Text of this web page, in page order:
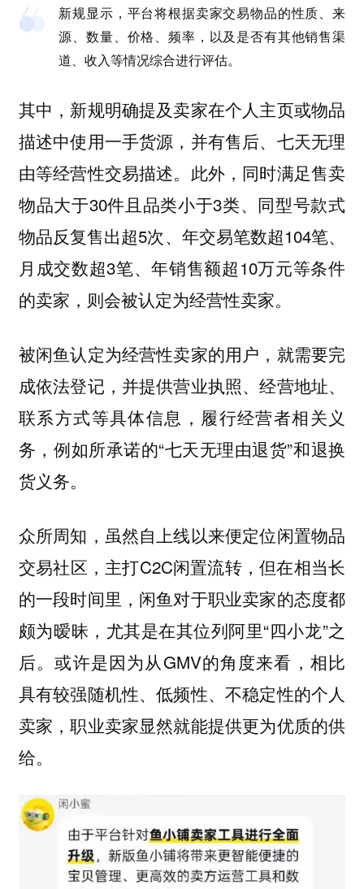
新规显示，平台将根据卖家交易物品的性质、来
源、数量、价格、频率，以及是否有其他销售渠
道、收入等情况综合进行评估。
其中，新规明确提及卖家在个人主页或物品
描述中使用一手货源，并有售后、七天无理
由等经营性交易描述。此外，同时满足售卖
物品大于30件且品类小于3类、同型号款式
物品反复售出超5次、年交易笔数超104笔、
月成交数超3笔、年销售额超10万元等条件
的卖家，则会被认定为经营性卖家。
被闲鱼认定为经营性卖家的用户，就需要完
成依法登记，并提供营业执照、经营地址、
联系方式等具体信息，履行经营者相关义
务，例如所承诺的“七天无理由退货”和退换
货义务。
众所周知，虽然自上线以来便定位闲置物品
交易社区，主打C2C闲置流转，但在相当长
的一段时间里，闲鱼对于职业卖家的态度都
颇为暧昧，尤其是在其位列阿里“四小龙”之
后。或许是因为从GMV的角度来看，相比
具有较强随机性、低频性、不稳定性的个人
卖家，职业卖家显然就能提供更为优质的供
给。